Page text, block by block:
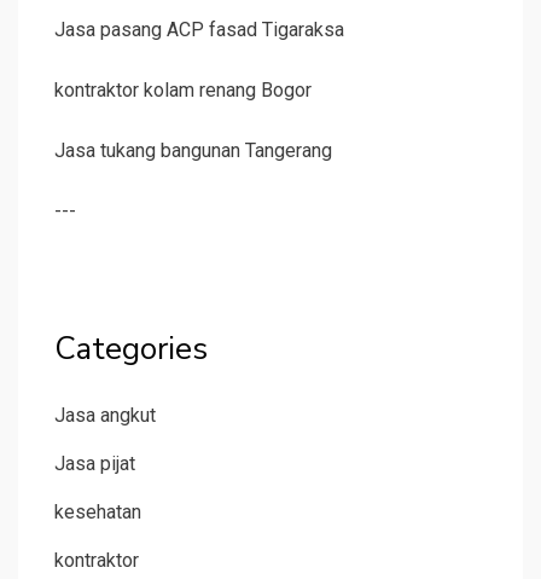
Jasa pasang ACP fasad Tigaraksa
kontraktor kolam renang Bogor
Jasa tukang bangunan Tangerang
---
Categories
Jasa angkut
Jasa pijat
kesehatan
kontraktor